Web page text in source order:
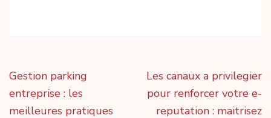
Navigation
de
l’article
Gestion parking
entreprise : les
meilleures pratiques
Les canaux a privilegier
pour renforcer votre e-
reputation : maitrisez